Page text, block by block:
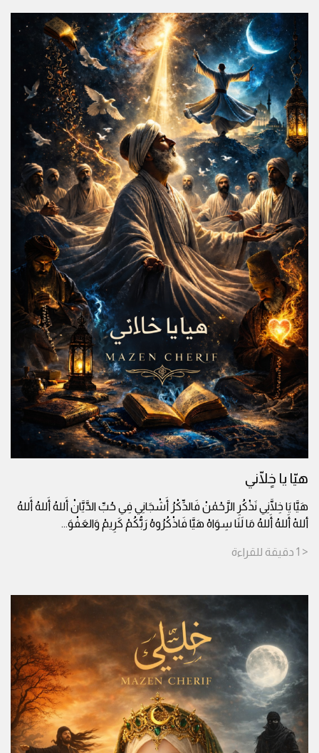
هيّا يا خٍلّاني
هَيَّا يَا خِلَّانِي نَذْكُرِ الرَّحْمٰنْ فَالذِّكْرُ أَشْجَانِي فِي حُبِّ الدَّيَّانْ أَللهُ أَللهُ أَللهُ
أللهْ أَللهُ أَللهُ مَا لَنَا سِوَاهْ هَيَّا فَاذْكُرُوهُ رَبُّكُمْ كَرِيمْ وَالعَفْوَ...
< 1 دقيقة للقراءة